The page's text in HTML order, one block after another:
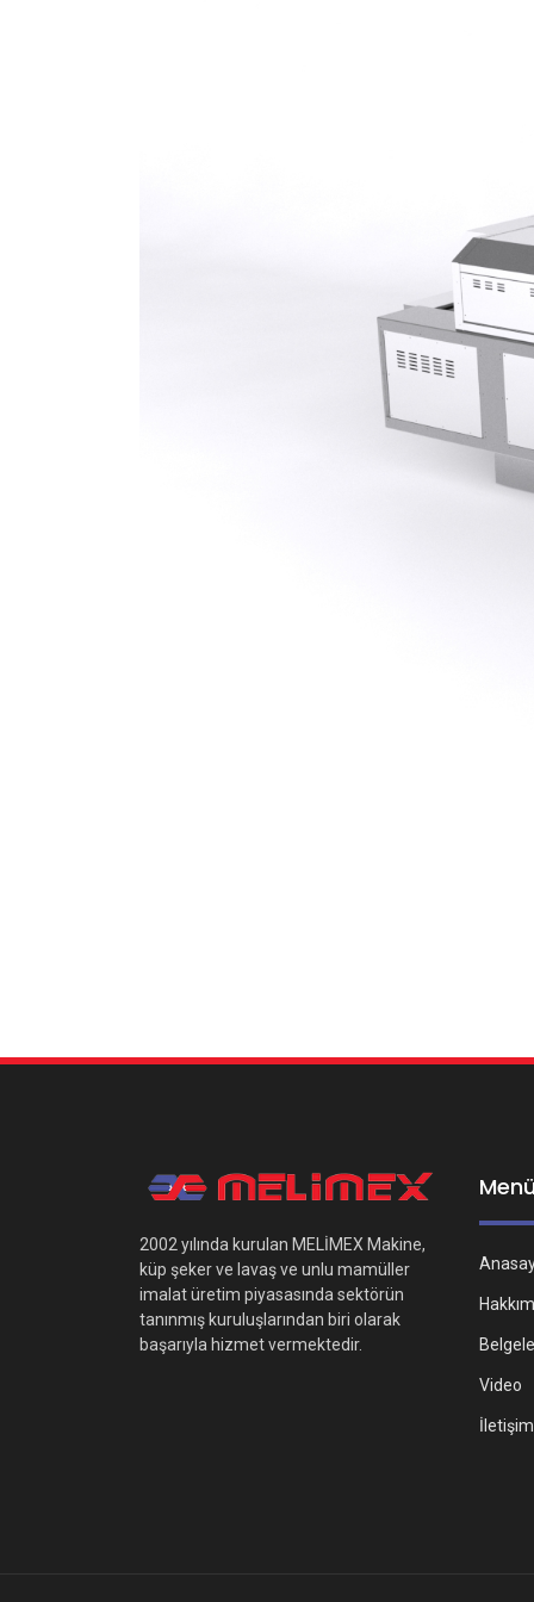
2002 yılında kurulan MELİMEX Makine,
küp şeker ve lavaş ve unlu mamüller
imalat üretim piyasasında sektörün
tanınmış kuruluşlarından biri olarak
başarıyla hizmet vermektedir.
Video
İletişim